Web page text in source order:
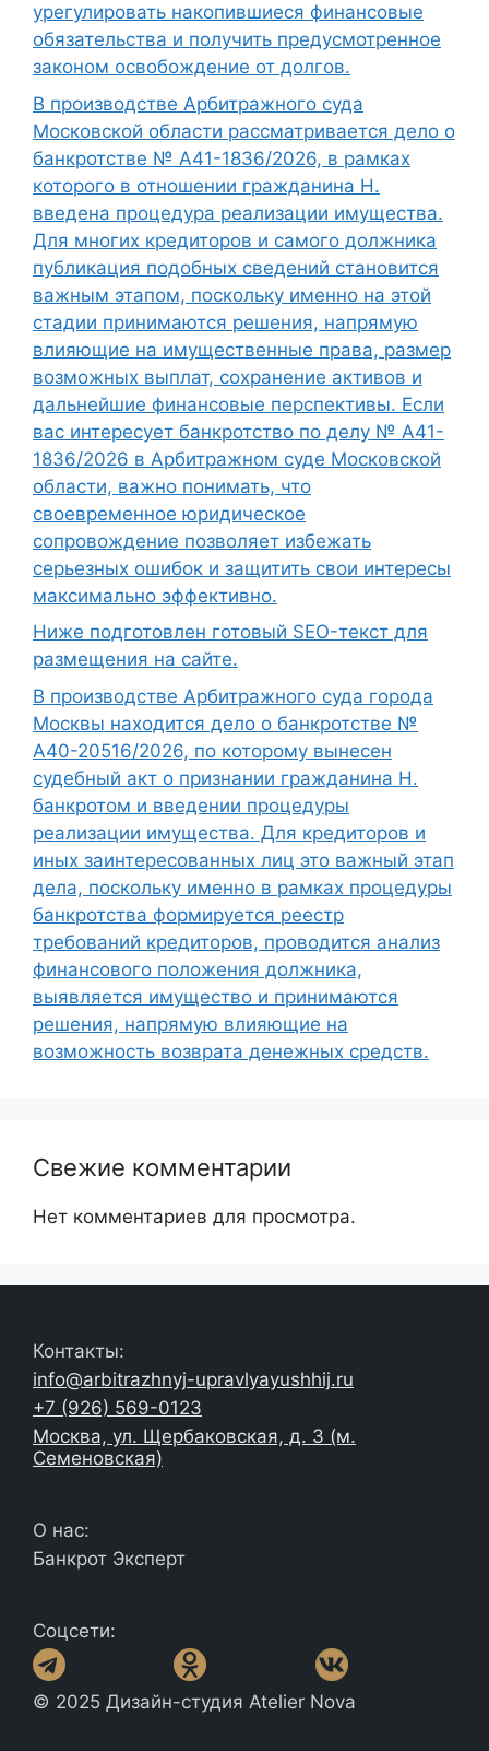
урегулировать накопившиеся финансовые
обязательства и получить предусмотренное
законом освобождение от долгов.
В производстве Арбитражного суда
Московской области рассматривается дело о
банкротстве № А41-1836/2026, в рамках
которого в отношении гражданина Н.
введена процедура реализации имущества.
Для многих кредиторов и самого должника
публикация подобных сведений становится
важным этапом, поскольку именно на этой
стадии принимаются решения, напрямую
влияющие на имущественные права, размер
возможных выплат, сохранение активов и
дальнейшие финансовые перспективы. Если
вас интересует банкротство по делу № А41-
1836/2026 в Арбитражном суде Московской
области, важно понимать, что
своевременное юридическое
сопровождение позволяет избежать
серьезных ошибок и защитить свои интересы
максимально эффективно.
Ниже подготовлен готовый SEO-текст для
размещения на сайте.
В производстве Арбитражного суда города
Москвы находится дело о банкротстве №
А40-20516/2026, по которому вынесен
судебный акт о признании гражданина Н.
банкротом и введении процедуры
реализации имущества. Для кредиторов и
иных заинтересованных лиц это важный этап
дела, поскольку именно в рамках процедуры
банкротства формируется реестр
требований кредиторов, проводится анализ
финансового положения должника,
выявляется имущество и принимаются
решения, напрямую влияющие на
возможность возврата денежных средств.
Свежие комментарии
Нет комментариев для просмотра.
Контакты:
info@arbitrazhnyj-upravlyayushhij.ru
+7 (926) 569-0123
Москва, ул. Щербаковская, д. 3 (м.
Семеновская)
О нас:
Банкрот Эксперт
Соцсети:
© 2025 Дизайн-студия Atelier Nova